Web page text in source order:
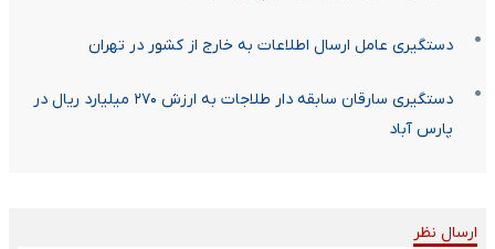
دستگیری عامل ارسال اطلاعات به خارج از کشور در تهران
دستگیری سارقان سابقه دار طلاجات به ارزش ۲۷۰ میلیارد ریال در
پارس آباد
ارسال نظر